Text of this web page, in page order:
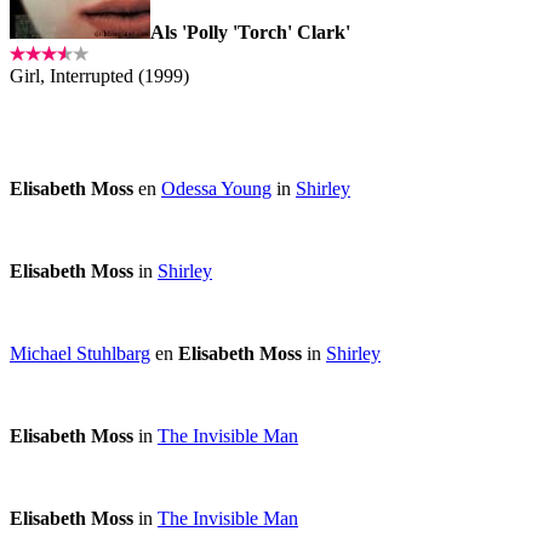
Als 'Polly 'Torch' Clark'
Girl, Interrupted (1999)
Elisabeth Moss en Odessa Young in Shirley
Elisabeth Moss in Shirley
Michael Stuhlbarg en Elisabeth Moss in Shirley
Elisabeth Moss in The Invisible Man
Elisabeth Moss in The Invisible Man